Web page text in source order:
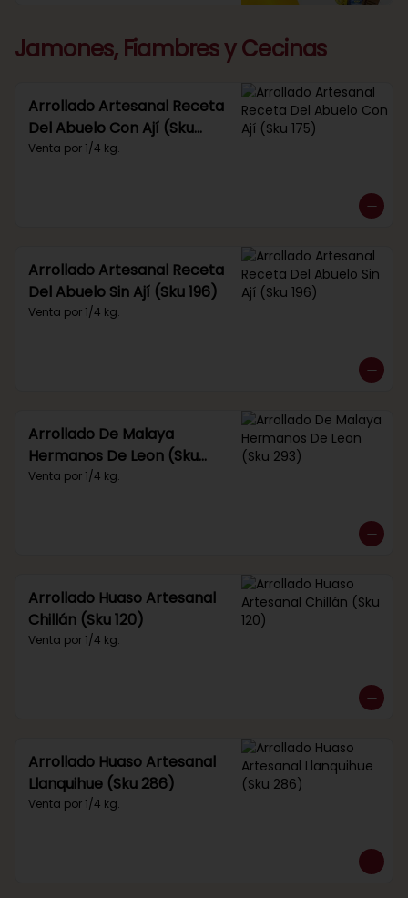
Jamones, Fiambres y Cecinas
Arrollado Artesanal Receta
Del Abuelo Con Ají (Sku
175)
Venta por 1/4 kg.
Arrollado Artesanal Receta
Del Abuelo Sin Ají (Sku 196)
Venta por 1/4 kg.
Arrollado De Malaya
Hermanos De Leon (Sku
293)
Venta por 1/4 kg.
Arrollado Huaso Artesanal
Chillán (Sku 120)
Venta por 1/4 kg.
Arrollado Huaso Artesanal
Llanquihue (Sku 286)
Venta por 1/4 kg.